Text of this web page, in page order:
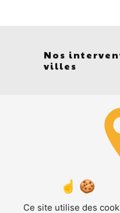
Nos
villes
Ce site utilise des